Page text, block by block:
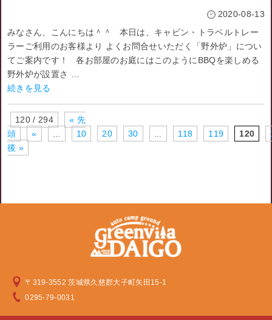
2020-08-13
みなさん、こんにちは＾＾ 本日は、キャビン・トラベルトレー
ラーご利用のお客様より よくお問合せいただく「野外炉」につい
てご案内です！ 各お部屋のお庭にはこのようにBBQを楽しめる
野外炉が設置さ …
続きを見る
120 / 294
« 先
頭
« 10 20 30 118 119 120
後 »
〒319-3552 茨城県久慈郡大子町矢田15-1
0295-79-0031